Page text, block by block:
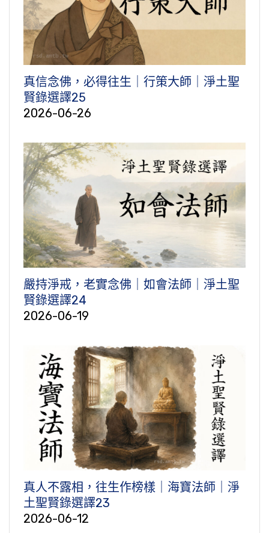
真信念佛，必得往生｜行策大師｜淨土聖
賢錄選譯25
2026-06-26
嚴持淨戒，老實念佛｜如會法師｜淨土聖
賢錄選譯24
2026-06-19
真人不露相，往生作榜樣｜海寶法師｜淨
土聖賢錄選譯23
2026-06-12